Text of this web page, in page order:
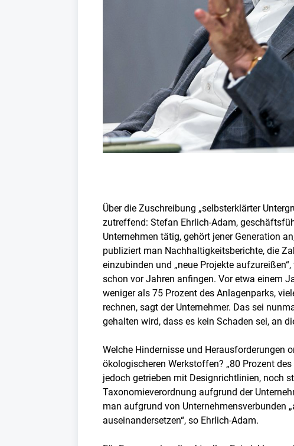
Über die Zuschreibung „selbsterklärter
zutreffend: Stefan Ehrlich-Adam,
Unternehmen tätig, gehört jener Generation
publiziert man Nachhaltigkeitsberichte, die
einzubinden und „neue Projekte
schon vor Jahren anfingen. Vor etwa einem
weniger als 75 Prozent des Anlagenparks,
rechnen, sagt der Unternehmer. Das sei
gehalten wird, dass es kein Schaden sei, an
Welche Hindernisse und Herausforderungen
ökologischeren Werkstoffen? „80 Prozent
jedoch getrieben mit Designrichtlinien, noch
Taxonomieverordnung aufgrund der
man aufgrund von Unternehmensverbunden
auseinandersetzen“, so Ehrlich-Adam.